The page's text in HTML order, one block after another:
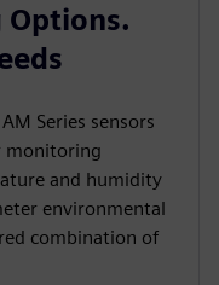
Series sensors
monitoring
and humidity
environmental
combination of